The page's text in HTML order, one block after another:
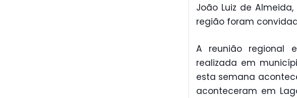
João Luiz de
região foram
A reunião regional
realizada em
esta semana
aconteceram em